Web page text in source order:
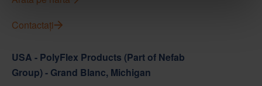
Contactați
USA - PolyFlex Products (Part of Nefab
Group) - Grand Blanc, Michigan